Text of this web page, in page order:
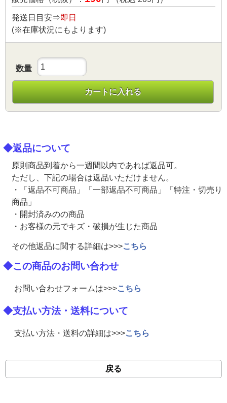
発送日目安⇒即日
(※在庫状況にもよります)
数量
カートに入れる
◆返品について
原則商品到着から一週間以内であれば返品可。
ただし、下記の場合は返品いただけません。
・「返品不可商品」「一部返品不可商品」「特注・切売り
商品」
・開封済みのの商品
・お客様の元でキズ・破損が生じた商品
その他返品に関する詳細は>>>こちら
◆この商品のお問い合わせ
お問い合わせフォームは>>>こちら
◆支払い方法・送料について
支払い方法・送料の詳細は>>>こちら
戻る